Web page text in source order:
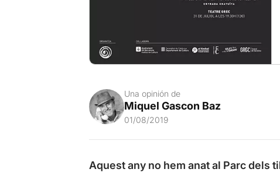
Una opinión de
Miquel Gascon Baz
01/08/2019
Aquest any no hem anat al Parc dels